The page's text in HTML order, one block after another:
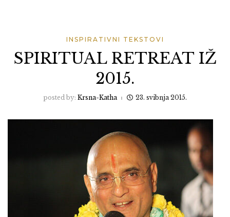
INSPIRATIVNI TEKSTOVI
SPIRITUAL RETREAT IŽ
2015.
posted by: Krsna-Katha 23. svibnja 2015.